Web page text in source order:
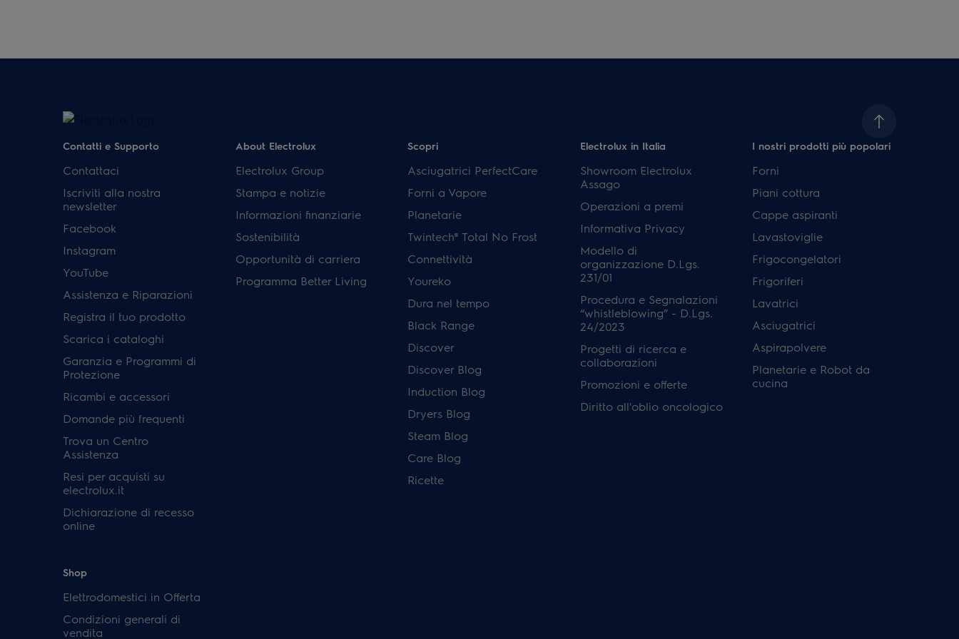
Contatti e Supporto
Contattaci
Iscriviti alla nostra
newsletter
Facebook
Instagram
YouTube
Assistenza e Riparazioni
Registra il tuo prodotto
Scarica i cataloghi
Garanzia e Programmi di
Protezione
Ricambi e accessori
Domande più frequenti
Trova un Centro
Assistenza
Resi per acquisti su
electrolux.it
Dichiarazione di recesso
online
About Electrolux
Electrolux Group
Stampa e notizie
Informazioni finanziarie
Sostenibilità
Opportunità di carriera
Programma Better Living
Scopri
Asciugatrici PerfectCare
Forni a Vapore
Planetarie
Twintech® Total No Frost
Connettività
Youreko
Dura nel tempo
Black Range
Discover
Discover Blog
Induction Blog
Dryers Blog
Steam Blog
Care Blog
Ricette
Electrolux in Italia
Showroom Electrolux
Assago
Operazioni a premi
Informativa Privacy
Modello di
organizzazione D.Lgs.
231/01
Procedura e Segnalazioni
“whistleblowing” - D.Lgs.
24/2023
Progetti di ricerca e
collaborazioni
Promozioni e offerte
Diritto all'oblio oncologico
I nostri prodotti più popolari
Forni
Piani cottura
Cappe aspiranti
Lavastoviglie
Frigocongelatori
Frigoriferi
Lavatrici
Asciugatrici
Aspirapolvere
Planetarie e Robot da
cucina
Shop
Elettrodomestici in Offerta
Condizioni generali di
vendita